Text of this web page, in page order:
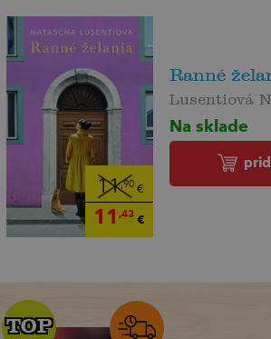
11,90€
11 ,43€
Ranné
Lusentiová
Na sklade
TOP
TOP